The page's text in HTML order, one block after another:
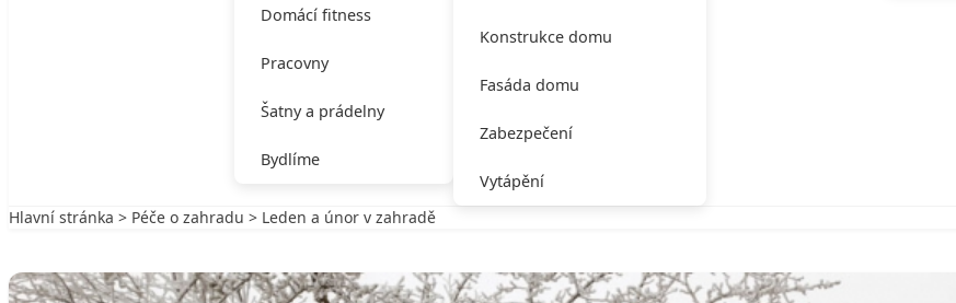
Domácí fitness
Pracovny
Šatny a prádelny
Bydlíme
Konstrukce domu
Fasáda domu
Zabezpečení
Vytápění
Hlavní stránka > Péče o zahradu > Leden a únor v zahradě